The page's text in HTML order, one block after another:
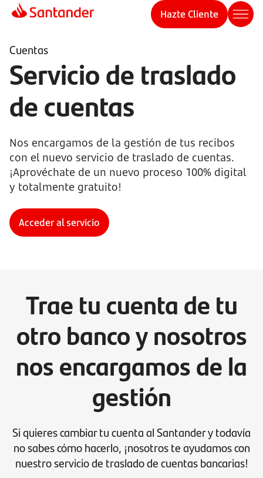
Hazte Cliente
Cuentas
Servicio de traslado
de cuentas
Nos encargamos de la gestión de tus recibos
con el nuevo servicio de traslado de cuentas.
¡Aprovéchate de un nuevo proceso 100% digital
y totalmente gratuito!
Acceder al servicio
Trae tu cuenta de tu
otro banco y nosotros
nos encargamos de la
gestión
Si quieres cambiar tu cuenta al Santander y todavía
no sabes cómo hacerlo, ¡nosotros te ayudamos con
nuestro servicio de traslado de cuentas bancarias!